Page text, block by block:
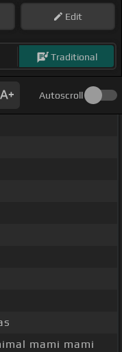
Edit
Traditional
Autoscroll
mami mami